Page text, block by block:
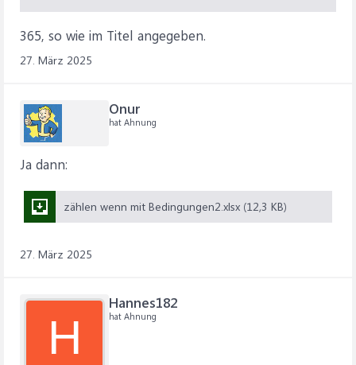
365, so wie im Titel angegeben.
27. März 2025
Onur
hat Ahnung
Ja dann:
zählen wenn mit Bedingungen2.xlsx (12,3 KB)
27. März 2025
H
Hannes182
hat Ahnung